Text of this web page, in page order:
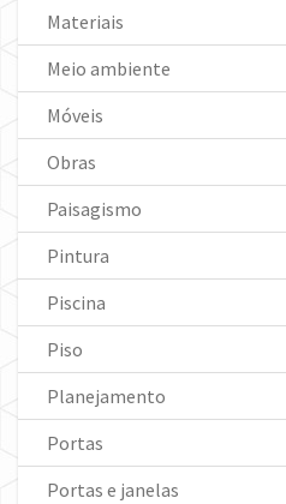
Materiais
Meio ambiente
Móveis
Obras
Paisagismo
Pintura
Piscina
Piso
Planejamento
Portas
Portas e janelas